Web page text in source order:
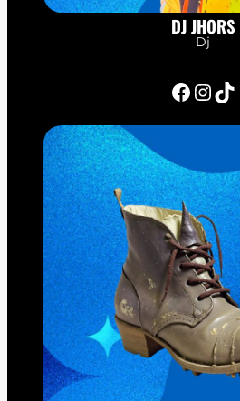
DJ JHORS
Dj
Facebook InstagramTikTok